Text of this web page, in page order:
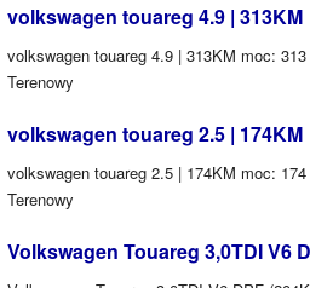
volkswagen touareg 4.9 | 313KM
volkswagen touareg 4.9 | 313KM moc:
Terenowy
volkswagen touareg 2.5 | 174KM
volkswagen touareg 2.5 | 174KM moc:
Terenowy
Volkswagen Touareg 3,0TDI V6